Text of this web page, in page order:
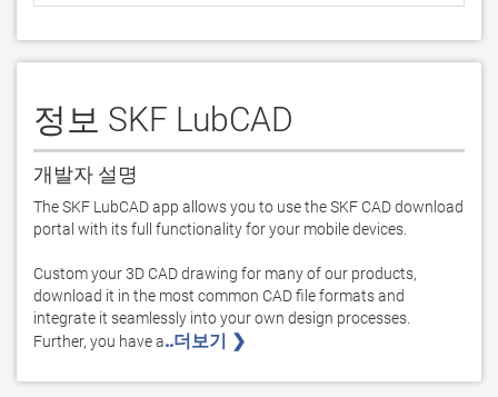
정보 SKF LubCAD
개발자 설명
The SKF LubCAD app allows you to use the SKF CAD download
portal with its full functionality for your mobile devices.
Custom your 3D CAD drawing for many of our products,
download it in the most common CAD file formats and
integrate it seamlessly into your own design processes.
Further, you have a..더보기 ❯